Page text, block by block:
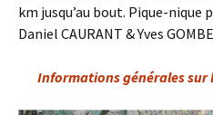
km jusqu’au bout. Pique-nique
Daniel CAURANT & Yves
Informations générales sur